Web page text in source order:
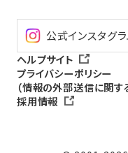
公式インスタグ
ヘルプサイト
プライバシーポリシー
（情報の外部送信に関す
採用情報